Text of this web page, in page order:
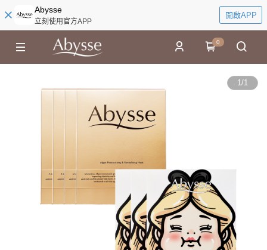
Abysse
立刻使用官方APP
開啟APP
0
1/1